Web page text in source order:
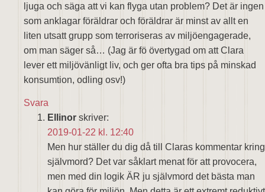
ljuga och säga att vi kan flyga utan problem? Det är ingen
som anklagar föräldrar och föräldrar är minst av allt en
liten utsatt grupp som terroriseras av miljöengagerade,
om man säger så… (Jag är fö övertygad om att Clara
lever ett miljövänligt liv, och ger ofta bra tips på minskad
konsumtion, odling osv!)
Svara
Ellinor skriver:
2019-01-22 kl. 12:40
Men hur ställer du dig då till Claras kommentar kring
självmord? Det var såklart menat för att provocera,
men med din logik ÄR ju självmord det bästa man